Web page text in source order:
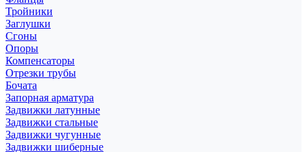
Тройники
Заглушки
Сгоны
Опоры
Компенсаторы
Отрезки трубы
Бочата
Запорная арматура
Задвижки латунные
Задвижки стальные
Задвижки чугунные
Задвижки шиберные